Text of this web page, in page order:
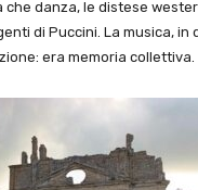
che danza, le distese
di Puccini. La musica, in
era memoria collettiva.